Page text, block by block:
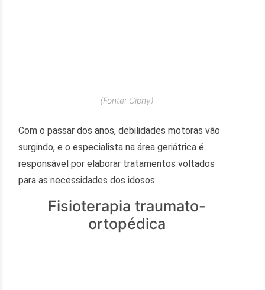
(Fonte: Giphy)
Com o passar dos anos, debilidades motoras vão
surgindo, e o especialista na área geriátrica é
responsável por elaborar tratamentos voltados
para as necessidades dos idosos.
Fisioterapia traumato-
ortopédica